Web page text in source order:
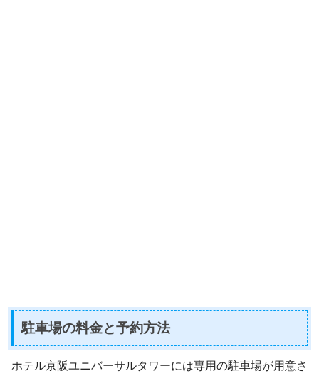
駐車場の料金と予約方法
ホテル京阪ユニバーサルタワーには専用の駐車場が用意さ